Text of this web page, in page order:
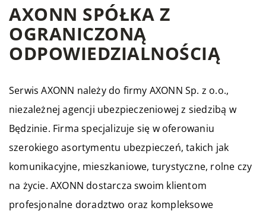
AXONN SPÓŁKA Z
OGRANICZONĄ
ODPOWIEDZIALNOŚCIĄ
Serwis AXONN należy do firmy AXONN Sp. z o.o.,
niezależnej agencji ubezpieczeniowej z siedzibą w
Będzinie. Firma specjalizuje się w oferowaniu
szerokiego asortymentu ubezpieczeń, takich jak
komunikacyjne, mieszkaniowe, turystyczne, rolne czy
na życie. AXONN dostarcza swoim klientom
profesjonalne doradztwo oraz kompleksowe